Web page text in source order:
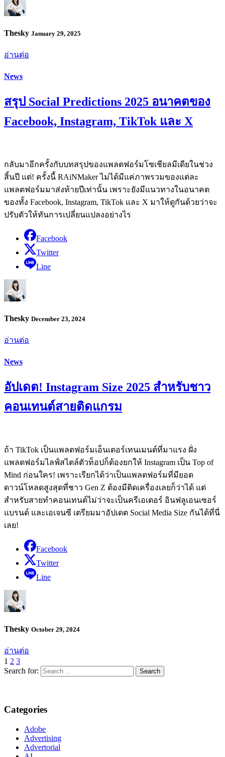
Thesky January 29, 2025
อ่านต่อ
News
สรุป Social Predictions 2025 อนาคตของ
Facebook, Instagram, TikTok และ X
กลับมาอีกครั้งกับบทสรุปของแพลตฟอร์มโซเชียลมีเดียในช่วง
สิ้นปี แต่! ครั้งนี้ RAiNMaker ไม่ได้มีแค่ภาพรวมของแต่ละ
แพลตฟอร์มมาส่งท้ายปีเท่านั้น เพราะยังมีแนวทางในอนาคต
ของทั้ง Facebook, Instagram, TikTok และ X มาให้ดูกันด้วยว่าจะ
ปรับตัวให้ทันการเปลี่ยนแปลงอย่างไร
Facebook
Twitter
Line
Thesky December 23, 2024
อ่านต่อ
News
อัปเดต! Instagram Size 2025 สำหรับชาว
คอนเทนต์สายติดแกรม
ถ้า TikTok เป็นแพลตฟอร์มเอ็นเตอร์เทนเมนต์ที่มาแรง ฝั่ง
แพลตฟอร์มไลฟ์สไตล์ตัวท็อปก็ต้องยกให้ Instagram เป็น Top of
Mind ก่อนใคร! เพราะเรียกได้ว่าเป็นแพลตฟอร์มที่มียอด
ดาวน์โหลดสูงสุดที่ชาว Gen Z ต้องมีติดเครื่องเลยก็ว่าได้ แต่
สำหรับสายทำคอนเทนต์ไม่ว่าจะเป็นครีเอเตอร์ อินฟลูเอนเซอร์
แบรนด์ และเอเจนซี เตรียมมาอัปเดต Social Media Size กันได้ที่นี่
เลย!
Facebook
Twitter
Line
Thesky October 29, 2024
อ่านต่อ
1 2 3
Search for:
Categories
Adobe
Advertising
Advertorial